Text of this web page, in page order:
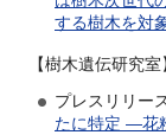
する樹木を対
【樹木遺伝研究室
プレスリリー
たに特定 —花